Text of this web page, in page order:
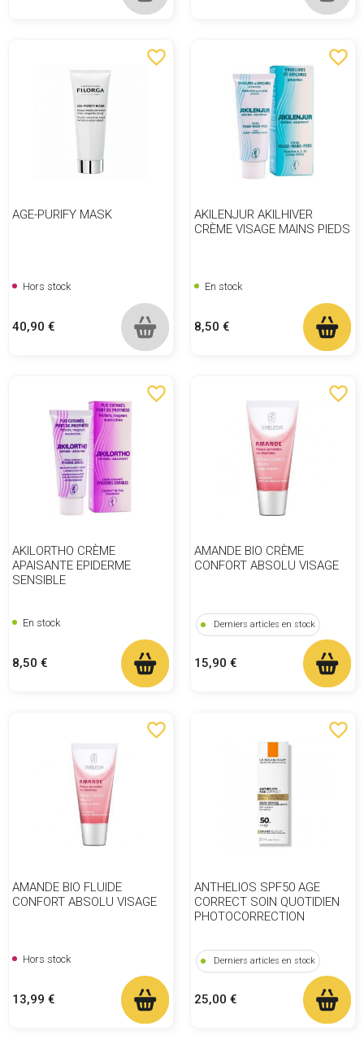
favorite_border
AGE-PURIFY MASK
Hors stock
Prix
40,90 €
favorite_border
AKILENJUR AKILHIVER
CRÈME VISAGE MAINS PIEDS
En stock
Prix
8,50 €
favorite_border
AKILORTHO CRÈME
APAISANTE EPIDERME
SENSIBLE
En stock
Prix
8,50 €
favorite_border
AMANDE BIO CRÈME
CONFORT ABSOLU VISAGE
Derniers articles en stock
Prix
15,90 €
favorite_border
AMANDE BIO FLUIDE
CONFORT ABSOLU VISAGE
Hors stock
Prix
13,99 €
favorite_border
ANTHELIOS SPF50 AGE
CORRECT SOIN QUOTIDIEN
PHOTOCORRECTION
Derniers articles en stock
Prix
25,00 €